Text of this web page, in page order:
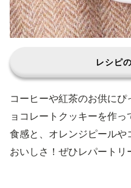
レシピ
コーヒーや紅茶のお供に
ョコレートクッキーを作
食感と、オレンジピールや
おいしさ！ぜひレパートリ